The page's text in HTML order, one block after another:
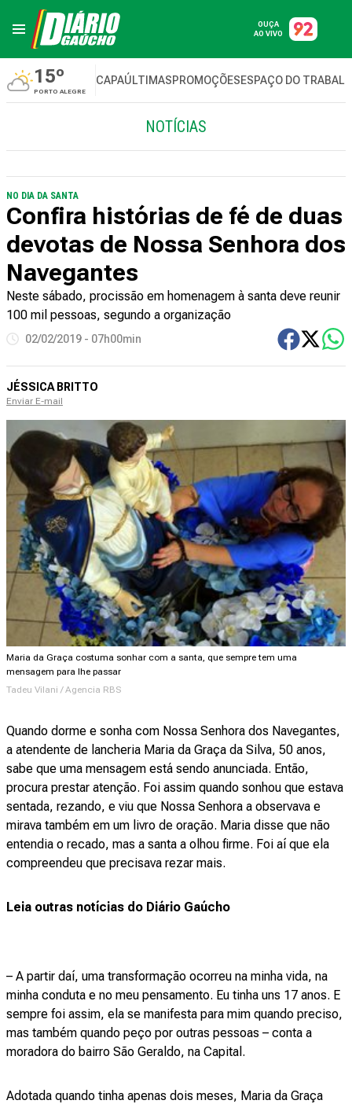
OUÇA
AO VIVO
15º
PORTO ALEGRE
CAPAÚLTIMASPROMOÇÕESESPAÇO DO
NOTÍCIAS
NO DIA DA SANTA
Confira histórias de fé de duas
devotas de Nossa Senhora dos
Navegantes
Neste sábado, procissão em homenagem à santa deve reunir
100 mil pessoas, segundo a organização
02/02/2019 - 07h00min
JÉSSICA BRITTO
Enviar E-mail
Maria da Graça costuma sonhar com a santa, que sempre tem uma
mensagem para lhe passar
Tadeu Vilani / Agencia RBS
Quando dorme e sonha com Nossa Senhora dos Navegantes,
a atendente de lancheria Maria da Graça da Silva, 50 anos,
sabe que uma mensagem está sendo anunciada. Então,
procura prestar atenção. Foi assim quando sonhou que estava
sentada, rezando, e viu que Nossa Senhora a observava e
mirava também em um livro de oração. Maria disse que não
entendia o recado, mas a santa a olhou firme. Foi aí que ela
compreendeu que precisava rezar mais.
Leia outras notícias do Diário Gaúcho
– A partir daí, uma transformação ocorreu na minha vida, na
minha conduta e no meu pensamento. Eu tinha uns 17 anos. E
sempre foi assim, ela se manifesta para mim quando preciso,
mas também quando peço por outras pessoas – conta a
moradora do bairro São Geraldo, na Capital.
Adotada quando tinha apenas dois meses, Maria da Graça